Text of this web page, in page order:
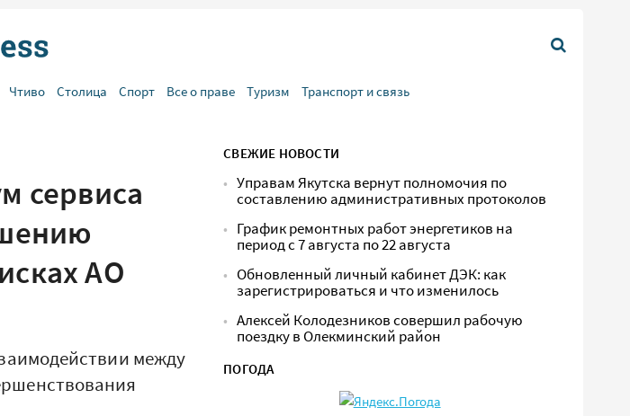
Чтиво Столица Спорт Все о праве Туризм Транспорт и связь
сервиса
АО
между
СВЕЖИЕ НОВОСТИ
Управам Якутска вернут полномочия по
составлению административных протоколов
График ремонтных работ энергетиков на
период с 7 августа по 22 августа
Обновленный личный кабинет ДЭК: как
зарегистрироваться и что изменилось
Алексей Колодезников совершил рабочую
поездку в Олекминский район
ПОГОДА